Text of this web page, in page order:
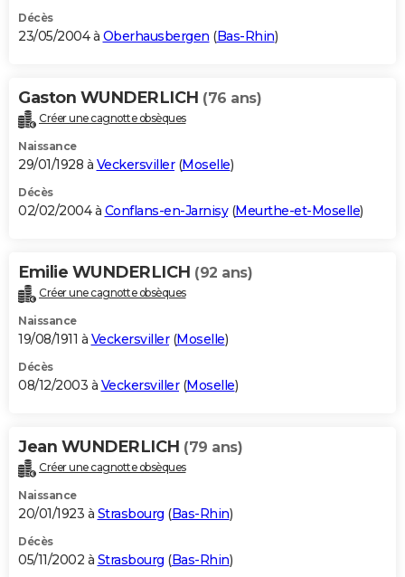
Décès
23/05/2004 à Oberhausbergen (Bas-Rhin)
Gaston WUNDERLICH (76 ans)
Créer une cagnotte obsèques
Naissance
29/01/1928 à Veckersviller(Moselle)
Décès
02/02/2004 à Conflans-en-Jarnisy(Meurthe-et-Moselle)
Emilie WUNDERLICH (92 ans)
Créer une cagnotte obsèques
Naissance
19/08/1911 à Veckersviller(Moselle)
Décès
08/12/2003 à Veckersviller(Moselle)
Jean WUNDERLICH (79 ans)
Créer une cagnotte obsèques
Naissance
20/01/1923 à Strasbourg (Bas-Rhin)
Décès
05/11/2002 à Strasbourg (Bas-Rhin)